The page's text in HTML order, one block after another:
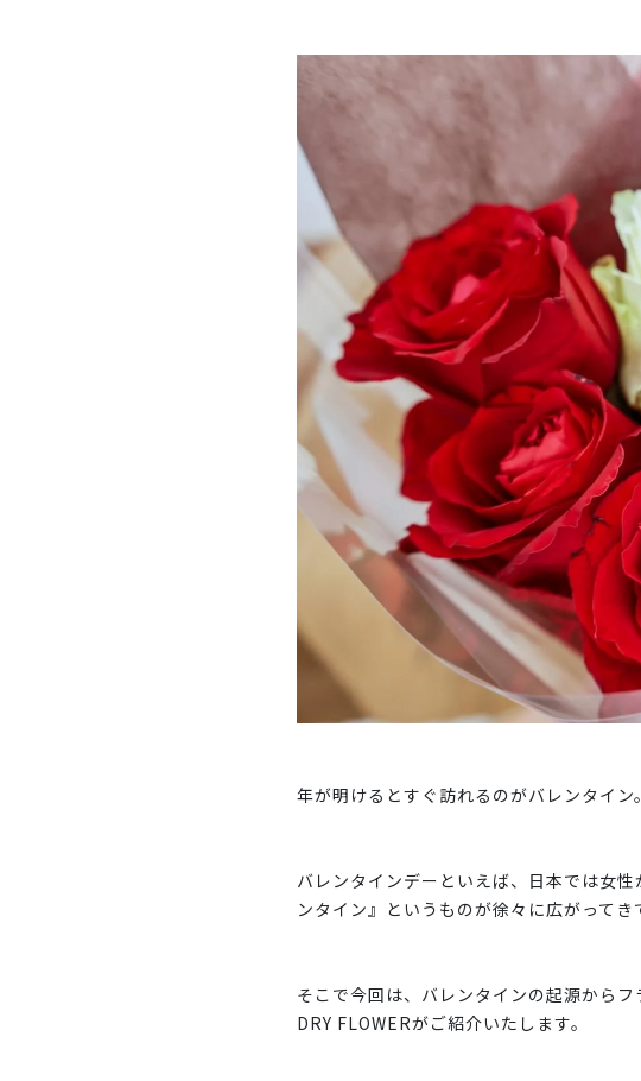
年が明けるとすぐ訪れるのがバレンタイ
バレンタインデーといえば、日本では女
ンタイン』というものが徐々に広がってき
そこで今回は、バレンタインの起源から
DRY FLOWERがご紹介いたします。